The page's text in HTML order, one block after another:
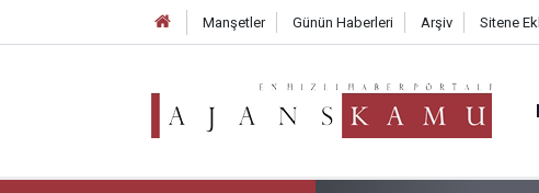
Manşetler Günün Haberleri Arşiv Sitene